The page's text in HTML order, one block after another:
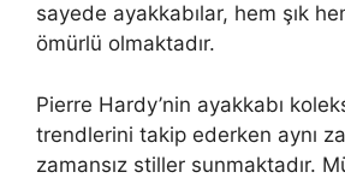
sayede ayakkabılar, hem şık
ömürlü olmaktadır.
Pierre Hardy’nin ayakkabı
trendlerini takip ederken aynı
zamansız stiller sunmaktadır.